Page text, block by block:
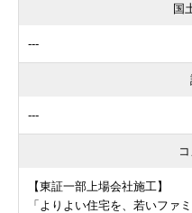
国
---
---
【東証一部上場会社施工】
「よりよい住宅を、若いファ